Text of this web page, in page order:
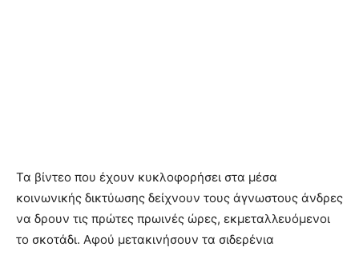
Τα βίντεο που έχουν κυκλοφορήσει στα μέσα
κοινωνικής δικτύωσης δείχνουν τους άγνωστους άνδρες
να δρουν τις πρώτες πρωινές ώρες, εκμεταλλευόμενοι
το σκοτάδι. Αφού μετακινήσουν τα σιδερένια